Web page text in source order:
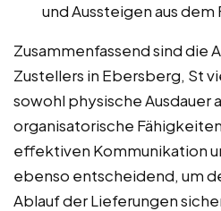
und Aussteigen aus dem
Zusammenfassend sind die
Zustellers in Ebersberg, St
sowohl physische Ausdauer
organisatorische
effektiven Kommunikation
ebenso entscheidend, um
Ablauf der Lieferungen